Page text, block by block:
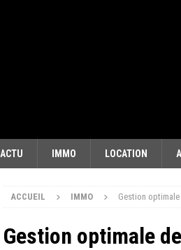
ACTU IMMO LOCATION
ACCUEIL IMMO Gestion
Gestion optimale